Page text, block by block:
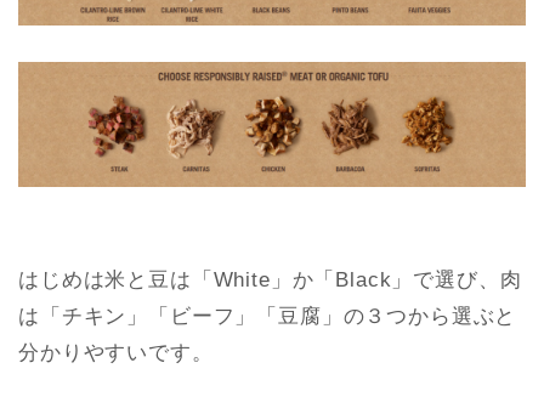
はじめは米と豆は「White」か「Black」で選び、肉
は「チキン」「ビーフ」「豆腐」の３つから選ぶと
分かりやすいです。